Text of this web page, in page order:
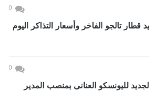
0
قطار تالجو الفاخر وأسعار التذاكر اليوم
0
لليونسكو العنانى بمنصب المدير